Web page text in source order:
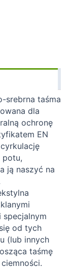
srebrna taśma
dla
ochronę
EN
potu,
ją naszyć na
specjalnym
od tych
(lub innych
taśmę